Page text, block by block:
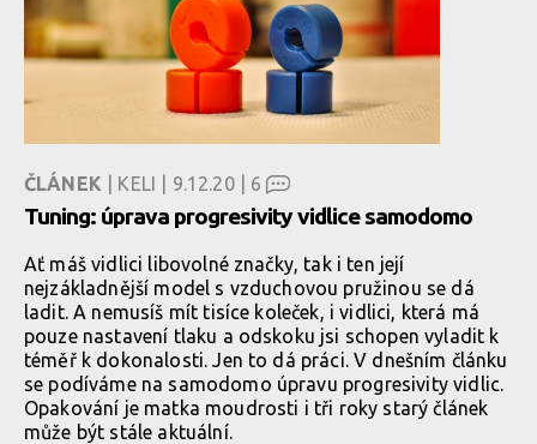
ČLÁNEK | KELI | 9.12.20 | 6
Tuning: úprava progresivity vidlice samodomo
Ať máš vidlici libovolné značky, tak i ten její
nejzákladnější model s vzduchovou pružinou se dá
ladit. A nemusíš mít tisíce koleček, i vidlici, která má
pouze nastavení tlaku a odskoku jsi schopen vyladit k
téměř k dokonalosti. Jen to dá práci. V dnešním článku
se podíváme na samodomo úpravu progresivity vidlic.
Opakování je matka moudrosti i tři roky starý článek
může být stále aktuální.